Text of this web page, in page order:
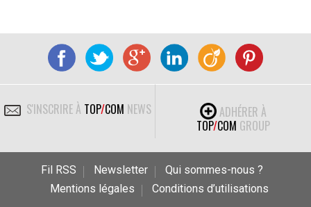
S'INSCRIRE À TOP/COM NEWS
ADHÉRER À
TOP/COM GROUP
Fil RSS Newsletter
Qui sommes-nous ?
Mentions légales
Conditions d’utilisations